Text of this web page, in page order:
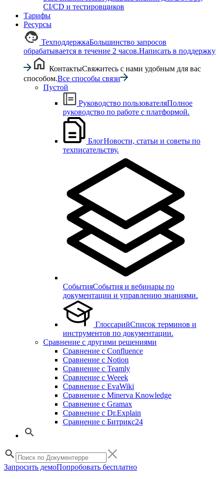
CI/CD и тестировщиков
Тарифы
Ресурсы
ТехподдержкаБольшинство запросов
обрабатывается в течение 2 часов.Написать в поддержку
КонтактыСвяжитесь с нами удобным для вас
способом.Все способы связи
Пустой
Руководство пользователяПолное
руководство по работе с платформой.
БлогНовости, статьи и советы по
техписательству.
СобытияСобытия и вебинары по
документации и управлению знаниями.
ГлоссарийСписок терминов и
инструментов по документации.
Сравнение с другими решениями
Сравнение с Confluence
Сравнение с Notion
Сравнение с Teamly
Сравнение с Weeek
Сравнение с EvaWiki
Сравнение с Minerva Knowledge
Сравнение с Gramax
Сравнение с Dr.Explain
Сравнение с Битрикс24
Запросить демоПопробовать бесплатно